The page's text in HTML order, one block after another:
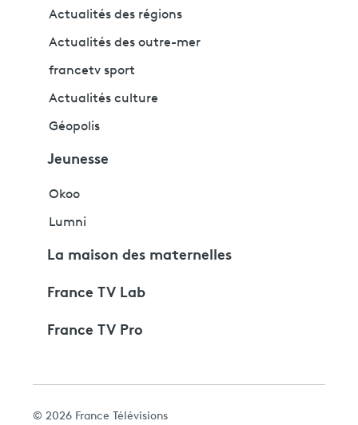
Actualités des régions
Actualités des outre-mer
francetv sport
Actualités culture
Géopolis
Jeunesse
Okoo
Lumni
La maison des maternelles
France TV Lab
France TV Pro
© 2026 France Télévisions